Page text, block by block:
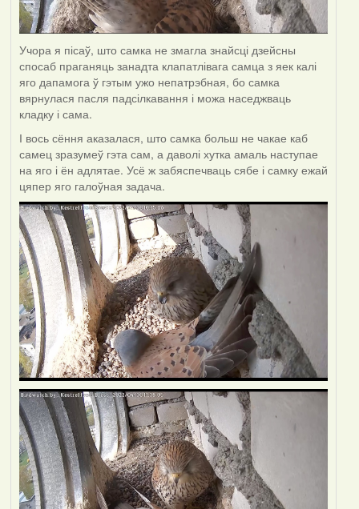
Учора я пісаў, што самка не змагла знайсці дзейсны
спосаб праганяць занадта клапатлівага самца з яек калі
яго дапамога ў гэтым ужо непатрэбная, бо самка
вярнулася пасля падсілкавання і можа наседжваць
кладку і сама.
І вось сёння аказалася, што самка больш не чакае каб
самец зразумеў гэта сам, а даволі хутка амаль наступае
на яго і ён адлятае. Усё ж забяспечваць сябе і самку ежай
цяпер яго галоўная задача.